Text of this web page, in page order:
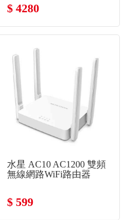
$ 4280
水星 AC10 AC1200 雙頻
無線網路WiFi路由器
$ 599